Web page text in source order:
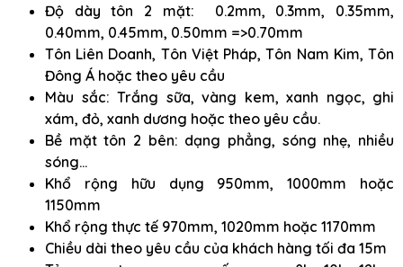
Độ dày tôn 2 mặt: 0.2mm, 0.3mm, 0.35mm,
0.40mm, 0.45mm, 0.50mm =>0.70mm
Tôn Liên Doanh, Tôn Việt Pháp, Tôn Nam Kim, Tôn
Đông Á hoặc theo yêu cầu
Màu sắc: Trắng sữa, vàng kem, xanh ngọc, ghi
xám, đỏ, xanh dương hoặc theo yêu cầu.
Bề mặt tôn 2 bên: dạng phẳng, sóng nhẹ, nhiều
sóng…
Khổ rộng hữu dụng 950mm, 1000mm hoặc
1150mm
Khổ rộng thực tế 970mm, 1020mm hoặc 1170mm
Chiều dài theo yêu cầu của khách hàng tối đa 15m